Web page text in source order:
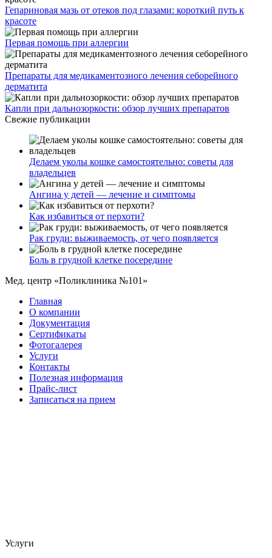
Гепариновая мазь от отеков под глазами: короткий путь к
красоте
Первая помощь при аллергии
Препараты для медикаментозного лечения себорейного
дерматита
Капли при дальнозоркости: обзор лучших препаратов
Свежие публикации
Делаем уколы кошке самостоятельно: советы для
владельцев
Ангина у детей — лечение и симптомы
Как избавиться от перхоти?
Рак груди: выживаемость, от чего появляется
Боль в грудной клетке посередине
Мед. центр «Поликлиника №101»
Главная
О компании
Документация
Сертификаты
Фотогалерея
Услуги
Контакты
Полезная информация
Прайс-лист
Записаться на прием
Услуги